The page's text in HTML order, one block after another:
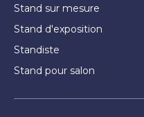
Stand sur mesure
Stand d'exposition
Standiste
Stand pour salon